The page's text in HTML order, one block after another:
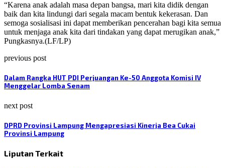
“Karena anak adalah masa depan bangsa, mari kita didik dengan
baik dan kita lindungi dari segala macam bentuk kekerasan. Dan
semoga sosialisasi ini dapat memberikan pencerahan bagi kita semua
untuk menjaga anak kita dari tindakan yang dapat merugikan anak,”
Pungkasnya.(LF/LP)
previous post
Dalam Rangka HUT PDI Perjuangan Ke-50 Anggota Komisi IV
Menggelar Lomba Senam
next post
DPRD Provinsi Lampung Mengapresiasi Kinerja Bea Cukai
Provinsi Lampung
Liputan Terkait